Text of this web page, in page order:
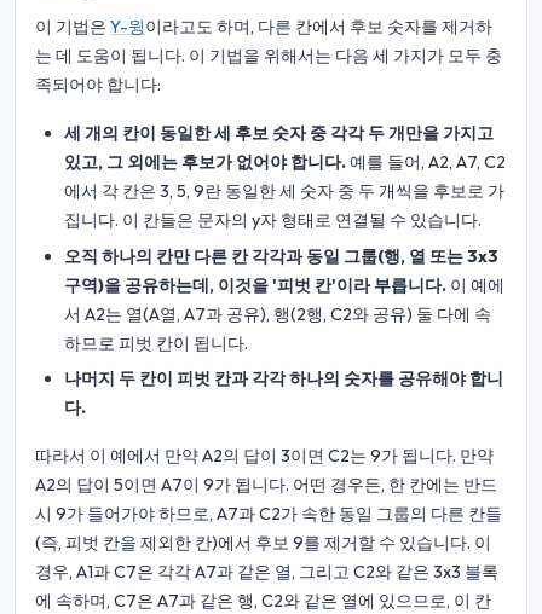
이 기법은 Y-윙이라고도 하며, 다른 칸에서 후보 숫자를 제거하
는 데 도움이 됩니다. 이 기법을 위해서는 다음 세 가지가 모두 충
족되어야 합니다:
세 개의 칸이 동일한 세 후보 숫자 중 각각 두 개만을 가지고
있고, 그 외에는 후보가 없어야 합니다.예를 들어, A2, A7, C2
에서 각 칸은 3, 5, 9란 동일한 세 숫자 중 두 개씩을 후보로 가
집니다. 이 칸들은 문자의 y자 형태로 연결될 수 있습니다.
오직 하나의 칸만 다른 칸 각각과 동일 그룹(행, 열 또는 3x3
구역)을 공유하는데, 이것을 '피벗 칸'이라 부릅니다. 이 예에
서 A2는 열(A열, A7과 공유), 행(2행, C2와 공유) 둘 다에 속
하므로 피벗 칸이 됩니다.
나머지 두 칸이 피벗 칸과 각각 하나의 숫자를 공유해야 합니
다.
따라서 이 예에서 만약 A2의 답이 3이면 C2는 9가 됩니다. 만약
A2의 답이 5이면 A7이 9가 됩니다. 어떤 경우든, 한 칸에는 반드
시 9가 들어가야 하므로, A7과 C2가 속한 동일 그룹의 다른 칸들
(즉, 피벗 칸을 제외한 칸)에서 후보 9를 제거할 수 있습니다. 이
경우, A1과 C7은 각각 A7과 같은 열, 그리고 C2와 같은 3x3 블록
에 속하며, C7은 A7과 같은 행, C2와 같은 열에 있으므로, 이 칸